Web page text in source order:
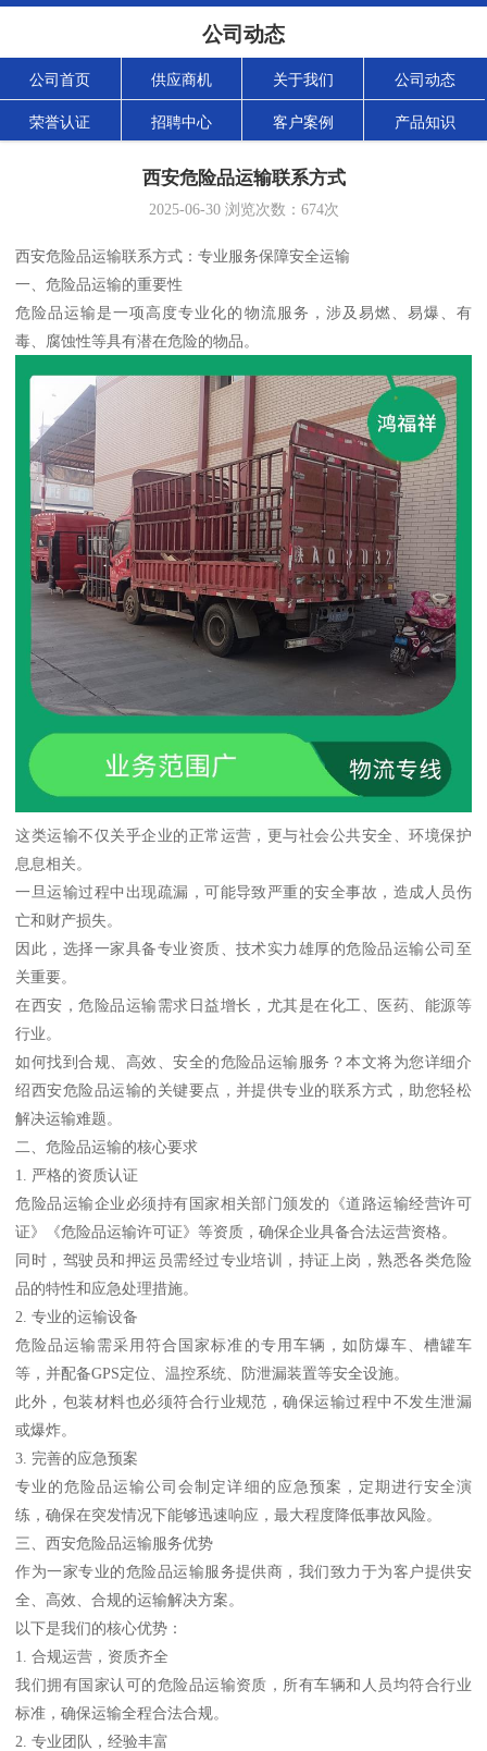
公司动态
公司首页 供应商机 关于我们 公司动态
荣誉认证 招聘中心 客户案例 产品知识
西安危险品运输联系方式
2025-06-30浏览次数： 674次
西安危险品运输联系方式：专业服务保障安全运输
一、危险品运输的重要性
危险品运输是一项高度专业化的物流服务，涉及易燃、易爆、有
毒、腐蚀性等具有潜在危险的物品。
这类运输不仅关乎企业的正常运营，更与社会公共安全、环境保护
息息相关。
一旦运输过程中出现疏漏，可能导致严重的安全事故，造成人员伤
亡和财产损失。
因此，选择一家具备专业资质、技术实力雄厚的危险品运输公司至
关重要。
在西安，危险品运输需求日益增长，尤其是在化工、医药、能源等
行业。
如何找到合规、高效、安全的危险品运输服务？本文将为您详细介
绍西安危险品运输的关键要点，并提供专业的联系方式，助您轻松
解决运输难题。
二、危险品运输的核心要求
1. 严格的资质认证
危险品运输企业必须持有国家相关部门颁发的《道路运输经营许可
证》《危险品运输许可证》等资质，确保企业具备合法运营资格。
同时，驾驶员和押运员需经过专业培训，持证上岗，熟悉各类危险
品的特性和应急处理措施。
2. 专业的运输设备
危险品运输需采用符合国家标准的专用车辆，如防爆车、槽罐车
等，并配备GPS定位、温控系统、防泄漏装置等安全设施。
此外，包装材料也必须符合行业规范，确保运输过程中不发生泄漏
或爆炸。
3. 完善的应急预案
专业的危险品运输公司会制定详细的应急预案，定期进行安全演
练，确保在突发情况下能够迅速响应，最大程度降低事故风险。
三、西安危险品运输服务优势
作为一家专业的危险品运输服务提供商，我们致力于为客户提供安
全、高效、合规的运输解决方案。
以下是我们的核心优势：
1. 合规运营，资质齐全
我们拥有国家认可的危险品运输资质，所有车辆和人员均符合行业
标准，确保运输全程合法合规。
2. 专业团队，经验丰富